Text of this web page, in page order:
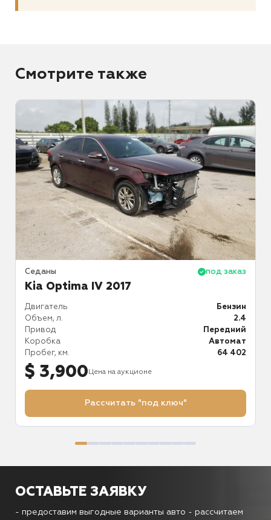
Смотрите также
Седаны под заказ
Kia Optima IV 2017
Двигатель
Бензин
Объем, л.
2.4
Привод
Передний
Коробка
Автомат
Пробег, км.
64 402
$ 3,900 Цена на аукционе
Рассчитать "под ключ"
ОСТАВЬТЕ ЗАЯВКУ
- предоставим выгодные варианты авто - рассчитаем